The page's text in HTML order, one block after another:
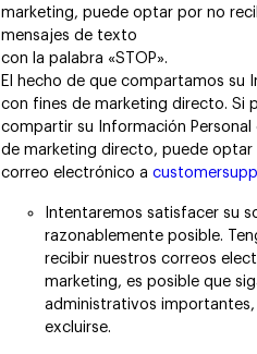
marketing, puede optar por no
mensajes de texto
con la palabra «STOP».
El hecho de que compartamos su
con fines de marketing directo. Si
compartir su Información
de marketing directo, puede optar
correo electrónico a
Intentaremos satisfacer su
razonablemente posible.
recibir nuestros correos
marketing, es posible que
administrativos
excluirse.